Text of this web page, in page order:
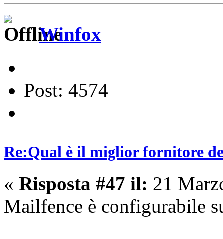
Winfox
Post: 4574
Re:Qual è il miglior fornitore
« Risposta #47 il: 21
Mailfence è configurabile